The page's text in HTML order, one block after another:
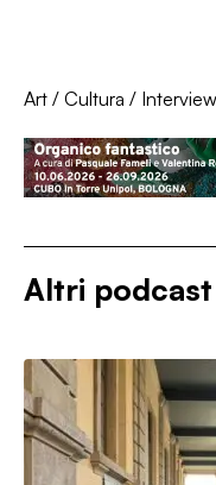
Art / Cultura / Interview
Altri